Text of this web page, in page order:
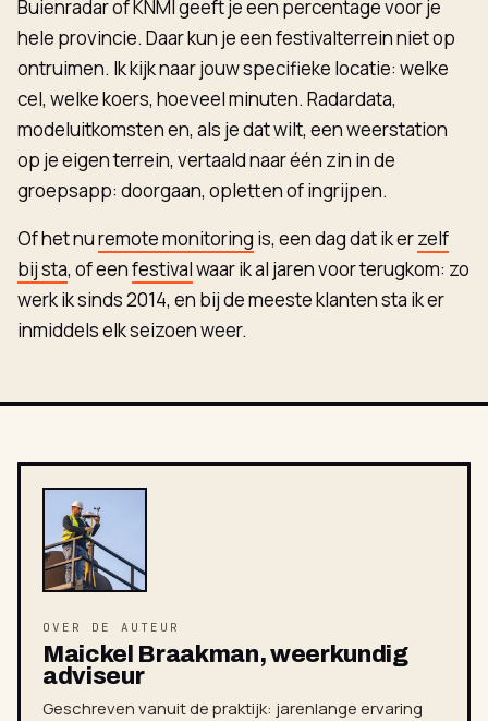
Buienradar of KNMI geeft je een percentage voor je
hele provincie. Daar kun je een festivalterrein niet op
ontruimen. Ik kijk naar jouw specifieke locatie: welke
cel, welke koers, hoeveel minuten. Radardata,
modeluitkomsten en, als je dat wilt, een weerstation
op je eigen terrein, vertaald naar één zin in de
groepsapp: doorgaan, opletten of ingrijpen.
Of het nuremote monitoring is, een dag dat ik erzelf
bij sta, of eenfestivalwaar ik al jaren voor terugkom: zo
werk ik sinds 2014, en bij de meeste klanten sta ik er
inmiddels elk seizoen weer.
OVER DE AUTEUR
Maickel Braakman, weerkundig
adviseur
Geschreven vanuit de praktijk: jarenlange ervaring